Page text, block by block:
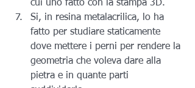
cui uno fatto con la stampa 3D.
Si, in resina metalacrilica, lo ha
fatto per studiare staticamente
dove mettere i perni per rendere la
geometria che voleva dare alla
pietra e in quante parti